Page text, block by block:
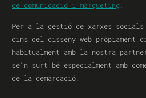
de comunicació i màrqueting .
Per a la gestió de xarxes socials
dins del disseny web pròpiament
habitualment amb la nostra
se'n surt bé especialment amb
de la demarcació.